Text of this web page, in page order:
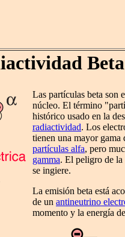
Beta
Las partículas beta son
núcleo. El término
histórico usado en la
radiactividad. Los
tienen una mayor gama
partículas alfa, pero
gamma. El peligro de la
se ingiere.
La emisión beta está
de un antineutrino
momento y la energía